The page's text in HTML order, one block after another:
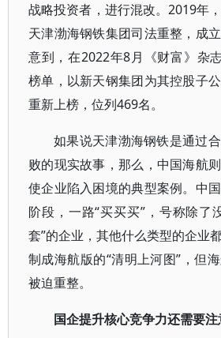
战略投资者，进行混改。2019年
天津渤海钢铁集团司法重整，成
意到，在2022年8月《财富》杂
榜单，以新天钢集团为其控股子
重新上榜，位列469名。
如果说天津渤海钢铁是通过
败的现实故事，那么，中国海航
使企业陷入困境的典型案例。中
阶段，一路“买买买”，号称除了
套”的企业，其他什么类型的企业
制成海航版的“清明上河图”，但
被迫重整。
国企提升核心竞争力还需要